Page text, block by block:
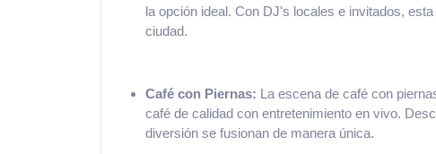
la opción ideal. Con DJ's locales e invitados,
ciudad.
Café con Piernas: La escena de café con
café de calidad con entretenimiento en vivo.
diversión se fusionan de manera única.